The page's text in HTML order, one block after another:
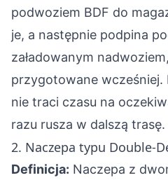
podwoziem BDF do
je, a następnie podpina
załadowanym
przygotowane wcześniej.
nie traci czasu na
razu rusza w dalszą trasę.
2. Naczepa typu Double-
Definicja: Naczepa z